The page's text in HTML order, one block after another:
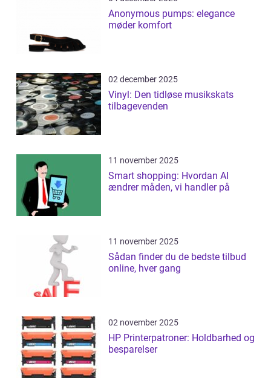
Anonymous pumps: elegance
møder komfort
02 december 2025
Vinyl: Den tidløse musikskats
tilbagevenden
11 november 2025
Smart shopping: Hvordan AI
ændrer måden, vi handler på
11 november 2025
Sådan finder du de bedste tilbud
online, hver gang
02 november 2025
HP Printerpatroner: Holdbarhed og
besparelser